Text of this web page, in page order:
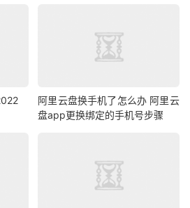
阿里云盘换手机了怎么办 阿里云
盘app更换绑定的手机号步骤